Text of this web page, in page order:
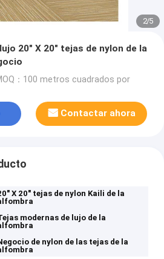
2/5
20" X 20" tejas de nylon de la
：100 metros cuadrados por
Contactar ahora
X 20" tejas de nylon Kaili de la
modernas de lujo de la
de nylon de las tejas de la